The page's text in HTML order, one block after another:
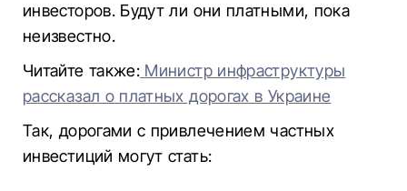
инвесторов. Будут ли они платными, пока
неизвестно.
Читайте также: Министр инфраструктуры
рассказал о платных дорогах в Украине
Так, дорогами с привлечением частных
инвестиций могут стать: